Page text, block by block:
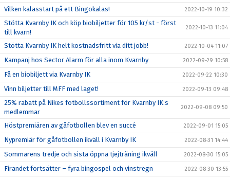
Vilken kalasstart på ett Bingokalas! 2022-10-19 10:32
Stötta Kvarnby IK och köp biobiljetter för 105 kr/st - först
till kvarn!
2022-10-13 11:04
Stötta Kvarnby IK helt kostnadsfritt via ditt jobb! 2022-10-04 11:07
Kampanj hos Sector Alarm för alla inom Kvarnby 2022-09-29 10:58
Få en biobiljett via Kvarnby IK 2022-09-22 10:30
Vinn biljetter till MFF med laget! 2022-09-13 09:48
25% rabatt på Nikes fotbollssortiment för Kvarnby IK:s
medlemmar
2022-09-08 09:50
Höstpremiären av gåfotbollen blev en succé 2022-09-01 15:05
Nypremiär för gåfotbollen ikväll i Kvarnby IK 2022-08-31 14:44
Sommarens tredje och sista öppna tjejträning ikväll 2022-08-30 15:05
Firandet fortsätter – fyra bingospel och vinstregn 2022-08-30 13:55